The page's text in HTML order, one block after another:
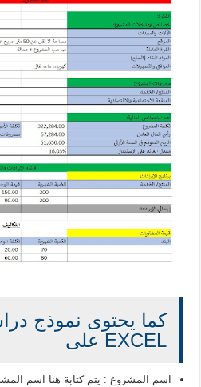
كما يحتوى نموذج
EXCEL على
اسم المشروع : يتم كتابة هنا اسم